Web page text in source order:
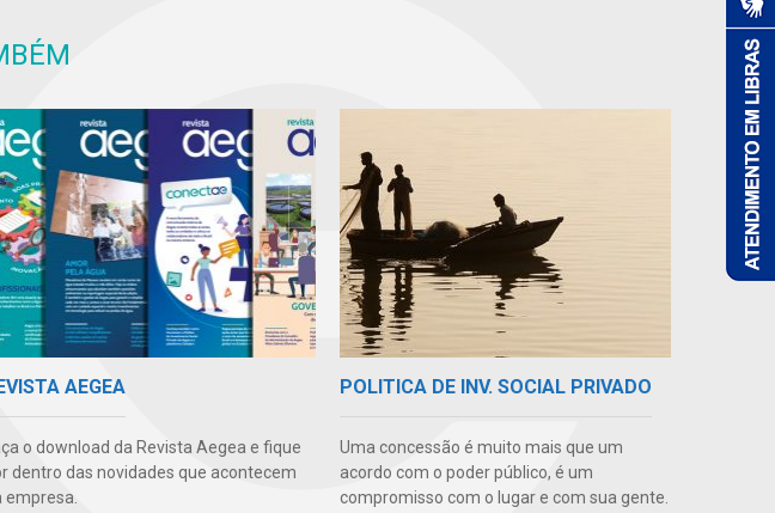
AEGEA
o download da Revista Aegea e fique
dentro das novidades que acontecem
empresa.
POLITICA DE INV. SOCIAL PRIVADO
Uma concessão é muito mais que um
acordo com o poder público, é um
compromisso com o lugar e com sua gente.